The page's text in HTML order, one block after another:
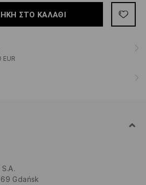
ΣΤΟ ΚΑΛΆΘΙ
EUR
S.A.
Gdańsk